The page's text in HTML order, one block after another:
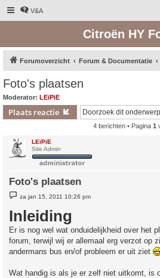
V&A
Citroën HY
Forumoverzicht Forum & Documentatie
Foto's plaatsen
Moderator: LEiPiE
Plaats reactie
4 berichten • Pagina 1
LEiPiE
Site Admin
Foto's plaatsen
e
i
c
h
za jan 15, 2011 10:26 pm
Inleiding
Er is nog wel wat onduidelijkheid over het
forum, terwijl wij er allemaal erg verzot op
andermans bus en/of probleem er uit ziet
Wat handig is als je er zelf niet uitkomt, is